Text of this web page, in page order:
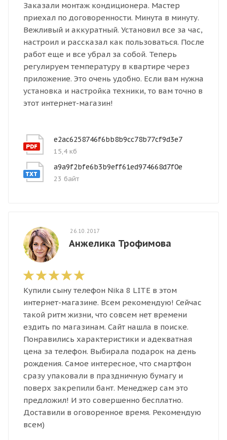
Заказали монтаж кондиционера. Мастер
приехал по договоренности. Минута в минуту.
Вежливый и аккуратный. Установил все за час,
настроил и рассказал как пользоваться. После
работ еще и все убрал за собой. Теперь
регулируем температуру в квартире через
приложение. Это очень удобно. Если вам нужна
установка и настройка техники, то вам точно в
этот интернет-магазин!
e2ac6258746f6bb8b9cc78b77cf9d3e7
15,4 кб
a9a9f2bfe6b3b9eff61ed974668d7f0e
23 байт
26.10.2017
Анжелика Трофимова
Купили сыну телефон Nika 8 LITE в этом
интернет-магазине. Всем рекомендую! Сейчас
такой ритм жизни, что совсем нет времени
ездить по магазинам. Сайт нашла в поиске.
Понравились характеристики и адекватная
цена за телефон. Выбирала подарок на день
рождения. Самое интересное, что смартфон
сразу упаковали в праздничную бумагу и
поверх закрепили бант. Менеджер сам это
предложил! И это совершенно бесплатно.
Доставили в оговоренное время. Рекомендую
всем)